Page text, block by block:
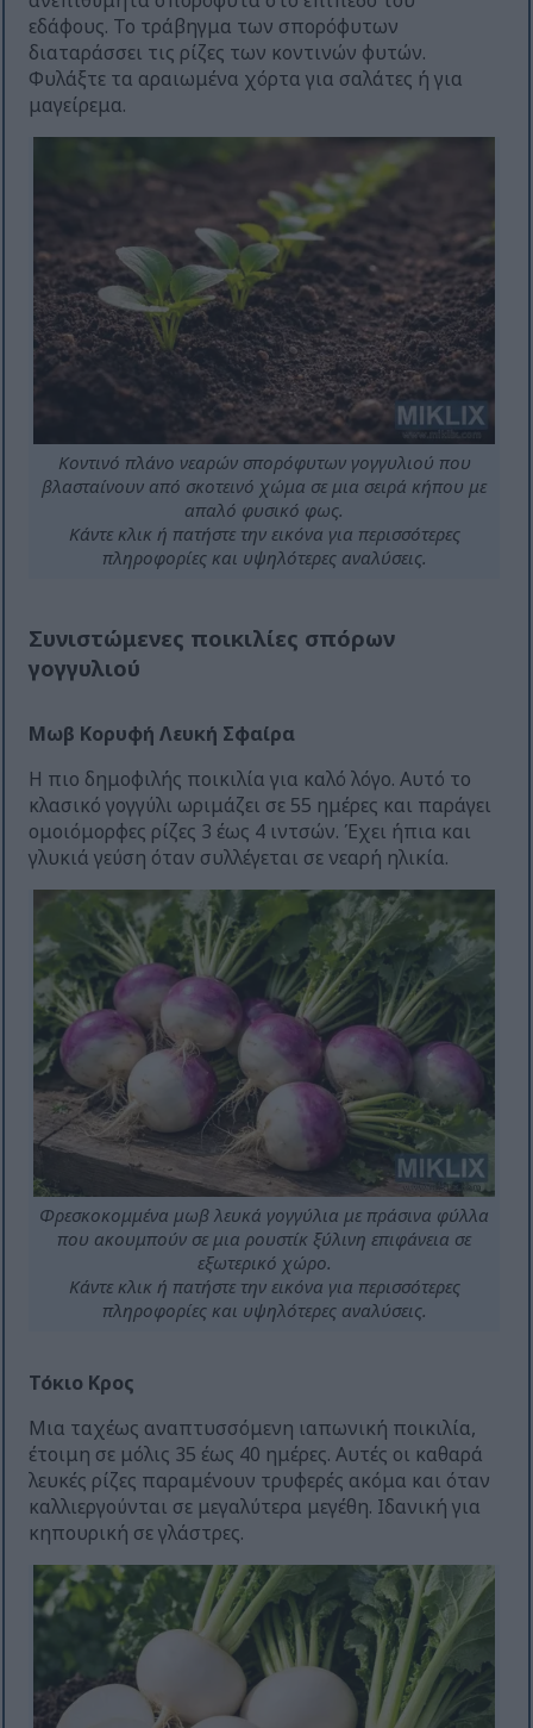
εδάφους. Το τράβηγμα των σπορόφυτων
διαταράσσει τις ρίζες των κοντινών φυτών.
Φυλάξτε τα αραιωμένα χόρτα για σαλάτες ή για
μαγείρεμα.
Κοντινό πλάνο νεαρών σπορόφυτων γογγυλιού που
βλασταίνουν από σκοτεινό χώμα σε μια σειρά κήπου με
απαλό φυσικό φως.
Κάντε κλικ ή πατήστε την εικόνα για περισσότερες
πληροφορίες και υψηλότερες αναλύσεις.
Συνιστώμενες ποικιλίες σπόρων
γογγυλιού
Μωβ Κορυφή Λευκή Σφαίρα
Η πιο δημοφιλής ποικιλία για καλό λόγο. Αυτό το
κλασικό γογγύλι ωριμάζει σε 55 ημέρες και παράγει
ομοιόμορφες ρίζες 3 έως 4 ιντσών. Έχει ήπια και
γλυκιά γεύση όταν συλλέγεται σε νεαρή ηλικία.
Φρεσκοκομμένα μωβ λευκά γογγύλια με πράσινα φύλλα
που ακουμπούν σε μια ρουστίκ ξύλινη επιφάνεια σε
εξωτερικό χώρο.
Κάντε κλικ ή πατήστε την εικόνα για περισσότερες
πληροφορίες και υψηλότερες αναλύσεις.
Τόκιο Κρος
Μια ταχέως αναπτυσσόμενη ιαπωνική ποικιλία,
έτοιμη σε μόλις 35 έως 40 ημέρες. Αυτές οι καθαρά
λευκές ρίζες παραμένουν τρυφερές ακόμα και όταν
καλλιεργούνται σε μεγαλύτερα μεγέθη. Ιδανική για
κηπουρική σε γλάστρες.